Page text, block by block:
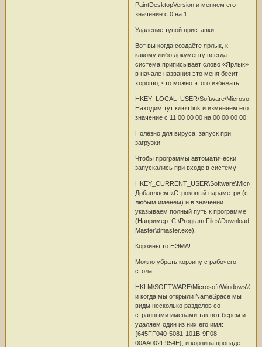
PaintDesktopVersion и меняем его
значение с 0 на 1.
Удаление тупой приставки
Вот вы когда создаёте ярлык, к
какому либо документу всегда
система приписывает слово «Ярлык»
в начале названия это меня бесит
хорошо, что можно этого избежать:
Находим тут ключ link и изменяем его
значение с 11 00 00 00 на 00 00 00 00.
Полезно для вируса, запуск при
загрузки
Чтобы программы автоматически
запускались при входе в систему:
Добавляем «Строковый параметр» (с
любым именем) и в значении
указываем полный путь к программе
(Например: C:\Program Files\Download
Master\dmaster.exe).
Корзины то НЭМА!
Можно убрать корзину с рабочего
стола:
и когда мы открыли NameSpace мы
видм несколько разделов со
странными именами так вот берём и
удаляем один из них его имя:
{645FF040-5081-101B-9F08-
00AA002F954E}, и корзина пропадет